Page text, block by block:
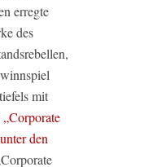
erregte
des
mit
„Corporate
den